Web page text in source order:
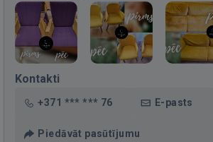
Kontakti
+371 *** *** 76 E-pasts
Piedāvāt pasūtījumu